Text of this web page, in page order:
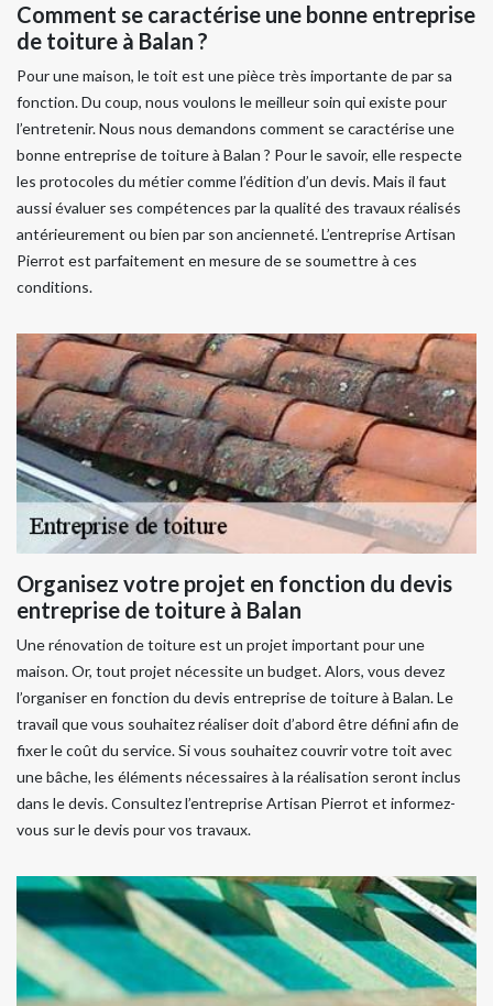
Comment se caractérise une bonne entreprise
de toiture à Balan ?
Pour une maison, le toit est une pièce très importante de par sa
fonction. Du coup, nous voulons le meilleur soin qui existe pour
l’entretenir. Nous nous demandons comment se caractérise une
bonne entreprise de toiture à Balan ? Pour le savoir, elle respecte
les protocoles du métier comme l’édition d’un devis. Mais il faut
aussi évaluer ses compétences par la qualité des travaux réalisés
antérieurement ou bien par son ancienneté. L’entreprise Artisan
Pierrot est parfaitement en mesure de se soumettre à ces
conditions.
Organisez votre projet en fonction du devis
entreprise de toiture à Balan
Une rénovation de toiture est un projet important pour une
maison. Or, tout projet nécessite un budget. Alors, vous devez
l’organiser en fonction du devis entreprise de toiture à Balan. Le
travail que vous souhaitez réaliser doit d’abord être défini afin de
fixer le coût du service. Si vous souhaitez couvrir votre toit avec
une bâche, les éléments nécessaires à la réalisation seront inclus
dans le devis. Consultez l’entreprise Artisan Pierrot et informez-
vous sur le devis pour vos travaux.